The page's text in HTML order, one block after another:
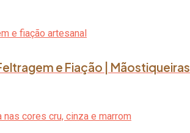
e Fiação | Mãostiqueiras